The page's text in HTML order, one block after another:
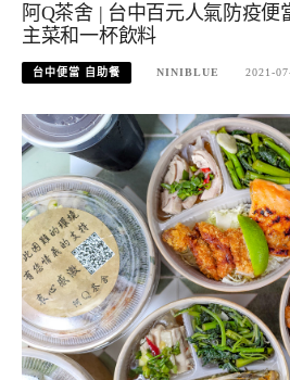
阿Q茶舍 | 台中百元人氣防疫便
主菜和一杯飲料
台中便當 自助餐 NINIBLUE 2021-